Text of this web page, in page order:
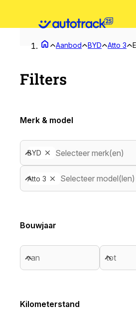
Aanbod BYD Atto 3
Filters
Merk & model
BYD Selecteer merk(en)
Atto 3 Selecteer model(len)
Bouwjaar
Kilometerstand